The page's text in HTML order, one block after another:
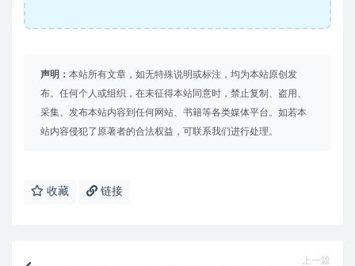
声明： 本站所有文章，如无特殊说明或标注，均为本站原创发
布。任何个人或组织，在未征得本站同意时，禁止复制、盗用、
采集、发布本站内容到任何网站、书籍等各类媒体平台。如若本
站内容侵犯了原著者的合法权益，可联系我们进行处理。
收藏 链接
上一篇